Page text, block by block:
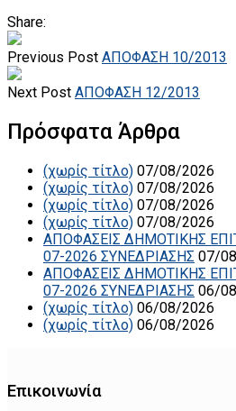
Share:
Previous Post ΑΠΟΦΑΣΗ 10/2013
Next Post ΑΠΟΦΑΣΗ 12/2013
Πρόσφατα Άρθρα
(χωρίς τίτλο) 07/08/2026
(χωρίς τίτλο) 07/08/2026
(χωρίς τίτλο) 07/08/2026
(χωρίς τίτλο) 07/08/2026
ΑΠΟΦΑΣΕΙΣ ΔΗΜΟΤΙΚΗΣ
07-2026 ΣΥΝΕΔΡΙΑΣΗΣ 07/
ΑΠΟΦΑΣΕΙΣ ΔΗΜΟΤΙΚΗΣ
07-2026 ΣΥΝΕΔΡΙΑΣΗΣ 06/
(χωρίς τίτλο) 06/08/2026
(χωρίς τίτλο) 06/08/2026
Επικοινωνία